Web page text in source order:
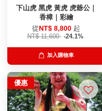
下山虎 黑虎 黃虎 虎爺公｜
香樟｜彩繪
從NT$ 8,800 起
NT$ 11,600 -24.1%
加入購物車
優惠